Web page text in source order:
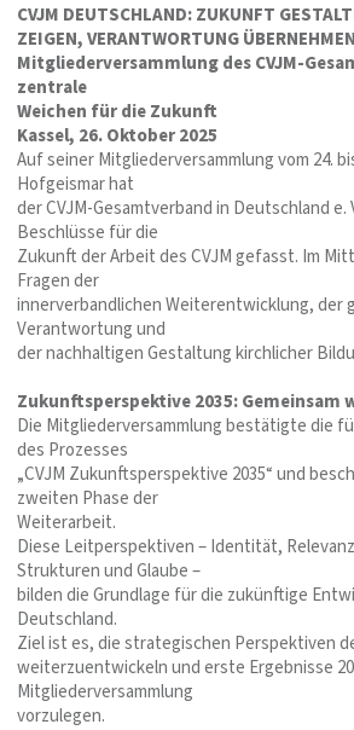
CVJM DEUTSCHLAND: ZUKUNFT
ZEIGEN, VERANTWORTUNG ÜBERNEHMEN
Mitgliederversammlung des CVJM-
zentrale
Weichen für die Zukunft
Kassel, 26. Oktober 2025
Auf seiner Mitgliederversammlung vom 24.
Hofgeismar hat
der CVJM-Gesamtverband in Deutschland
Beschlüsse für die
Zukunft der Arbeit des CVJM gefasst. Im
Fragen der
innerverbandlichen Weiterentwicklung, der
Verantwortung und
der nachhaltigen Gestaltung kirchlicher
Zukunftsperspektive 2035: Gemeinsam
Die Mitgliederversammlung bestätigte die
des Prozesses
„CVJM Zukunftsperspektive 2035“ und
zweiten Phase der
Weiterarbeit.
Diese Leitperspektiven – Identität,
Strukturen und Glaube –
bilden die Grundlage für die zukünftige
Deutschland.
Ziel ist es, die strategischen Perspektiven
weiterzuentwickeln und erste Ergebnisse
Mitgliederversammlung
vorzulegen.